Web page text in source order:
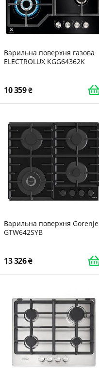
Варильна поверхня газова
ELECTROLUX KGG64362K
10 359
Варильна поверхня Gorenje
GTW642SYB
13 326